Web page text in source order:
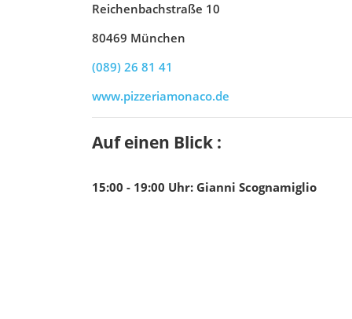
Reichenbachstraße 10
80469 München
(089) 26 81 41
www.pizzeriamonaco.de
Auf einen Blick :
15:00 - 19:00 Uhr: Gianni Scognamiglio